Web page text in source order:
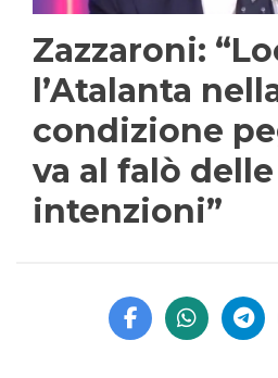
Zazzaroni:
l’Atalanta
condizione
va al falò delle
intenzioni”